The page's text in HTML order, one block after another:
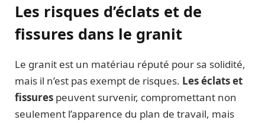
Les risques d’éclats et de
fissures dans le granit
Le granit est un matériau réputé pour sa solidité,
mais il n’est pas exempt de risques. Les éclats et
fissures peuvent survenir, compromettant non
seulement l’apparence du plan de travail, mais